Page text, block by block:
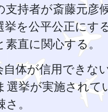
支持者が斎藤元彦
挙を公平公正にす
直に関心する。
自体が信用でき
選挙が実施されて
。